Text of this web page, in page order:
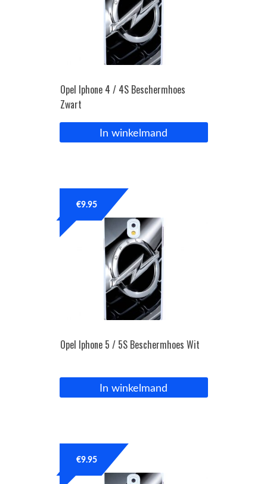
Opel Iphone 4 / 4S Beschermhoes
Zwart
In winkelmand
Opel Iphone 5 / 5S Beschermhoes Wit
€9.95
In winkelmand
€9.95